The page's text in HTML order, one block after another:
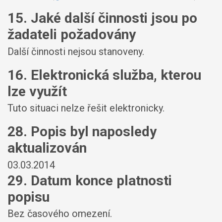
15. Jaké další činnosti jsou po
žadateli požadovány
Další činnosti nejsou stanoveny.
16. Elektronická služba, kterou
lze využít
Tuto situaci nelze řešit elektronicky.
28. Popis byl naposledy
aktualizován
03.03.2014
29. Datum konce platnosti
popisu
Bez časového omezení.